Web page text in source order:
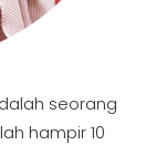
seorang
hampir 10